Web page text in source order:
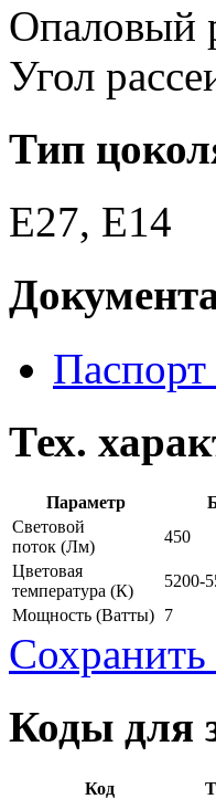
Опаловый
Угол
Тип
E27, E14
Тех.
Параметр
Световой
поток (Лм)
450
Цветовая
температура (К)
5200-
Мощность (Ватты) 7
Коды для
Код